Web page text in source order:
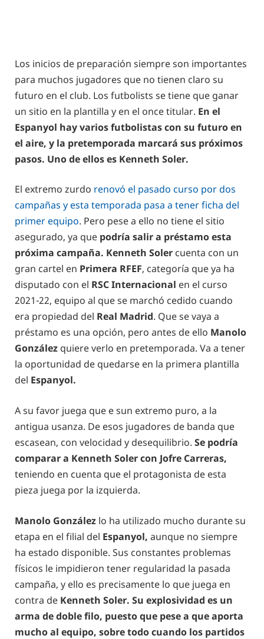
Los inicios de preparación siempre son importantes
para muchos jugadores que no tienen claro su
futuro en el club. Los futbolists se tiene que ganar
un sitio en la plantilla y en el once titular. En el
Espanyol hay varios futbolistas con su futuro en
el aire, y la pretemporada marcará sus próximos
pasos. Uno de ellos es Kenneth Soler.
El extremo zurdo renovó el pasado curso por dos
campañas y esta temporada pasa a tener ficha del
primer equipo. Pero pese a ello no tiene el sitio
asegurado, ya que podría salir a préstamo esta
próxima campaña. Kenneth Soler cuenta con un
gran cartel en Primera RFEF, categoría que ya ha
disputado con el RSC Internacional en el curso
2021-22, equipo al que se marchó cedido cuando
era propiedad del Real Madrid. Que se vaya a
préstamo es una opción, pero antes de ello Manolo
González quiere verlo en pretemporada. Va a tener
la oportunidad de quedarse en la primera plantilla
del Espanyol.
A su favor juega que e sun extremo puro, a la
antigua usanza. De esos jugadores de banda que
escasean, con velocidad y desequilibrio. Se podría
comparar a Kenneth Soler con Jofre Carreras,
teniendo en cuenta que el protagonista de esta
pieza juega por la izquierda.
Manolo González lo ha utilizado mucho durante su
etapa en el filial del Espanyol, aunque no siempre
ha estado disponible. Sus constantes problemas
físicos le impidieron tener regularidad la pasada
campaña, y ello es precisamente lo que juega en
contra de Kenneth Soler. Su explosividad es un
arma de doble filo, puesto que pese a que aporta
mucho al equipo, sobre todo cuando los partidos